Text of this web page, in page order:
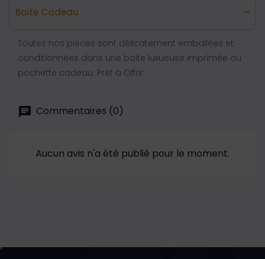
Boite Cadeau
Toutes nos pièces sont délicatement emballées et
conditionnées dans une boite luxueuse imprimée ou
pochette cadeau. Prêt à Offrir
Commentaires (0)
Aucun avis n'a été publié pour le moment.